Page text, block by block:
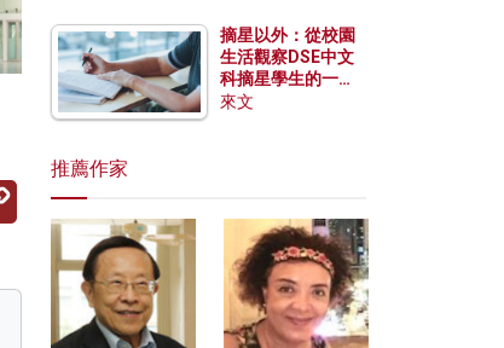
摘星以外：從校園
生活觀察DSE中文
科摘星學生的一點
特質
來文
推薦作家